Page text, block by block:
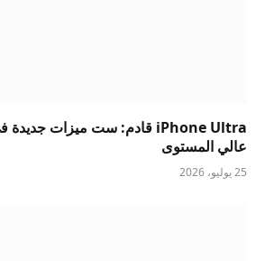
عالي المستوى
25 يوليو، 2026